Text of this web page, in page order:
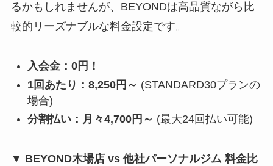
るかもしれませんが、BEYONDは高品質ながら比
較的リーズナブルな料金設定です。
入会金：0円！
1回あたり：8,250円～ (STANDARD30プランの
場合)
分割払い：月々4,700円～ (最大24回払い可能)
▼ BEYOND木場店 vs 他社パーソナルジム 料金比